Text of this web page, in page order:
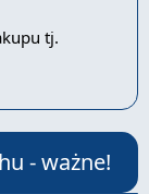
tj.
- ważne!